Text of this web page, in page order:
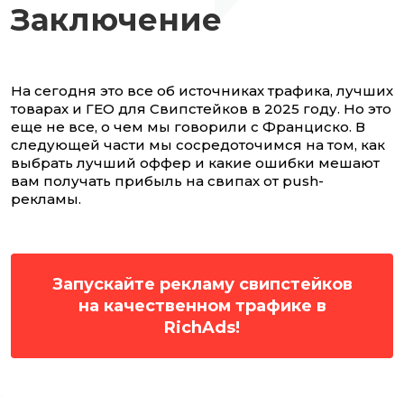
Заключение
На сегодня это все об источниках трафика, лучших
товарах и ГЕО для Свипстейков в 2025 году. Но это
еще не все, о чем мы говорили с Франциско. В
следующей части мы сосредоточимся на том, как
выбрать лучший оффер и какие ошибки мешают
вам получать прибыль на свипах от push-
рекламы.
Запускайте рекламу свипстейков
на качественном трафике в
RichAds!